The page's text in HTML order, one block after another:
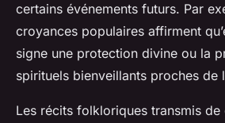
certains événements futurs. Par
croyances populaires affirment
signe une protection divine ou la
spirituels bienveillants proches de
Les récits folkloriques transmis de